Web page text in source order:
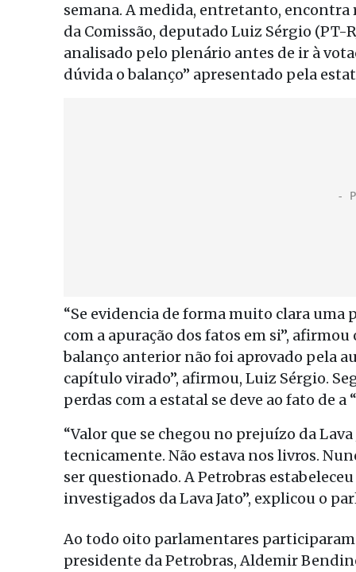
semana. A medida, entretanto,
da Comissão, deputado Luiz Sérgio
analisado pelo plenário antes de ir à
dúvida o balanço” apresentado pela
“Se evidencia de forma muito clara
com a apuração dos fatos em si”,
balanço anterior não foi aprovado pela
capítulo virado”, afirmou, Luiz Sérgio.
perdas com a estatal se deve ao fato de
“Valor que se chegou no prejuízo da
tecnicamente. Não estava nos livros.
ser questionado. A Petrobras
investigados da Lava Jato”, explicou o
Ao todo oito parlamentares
presidente da Petrobras, Aldemir